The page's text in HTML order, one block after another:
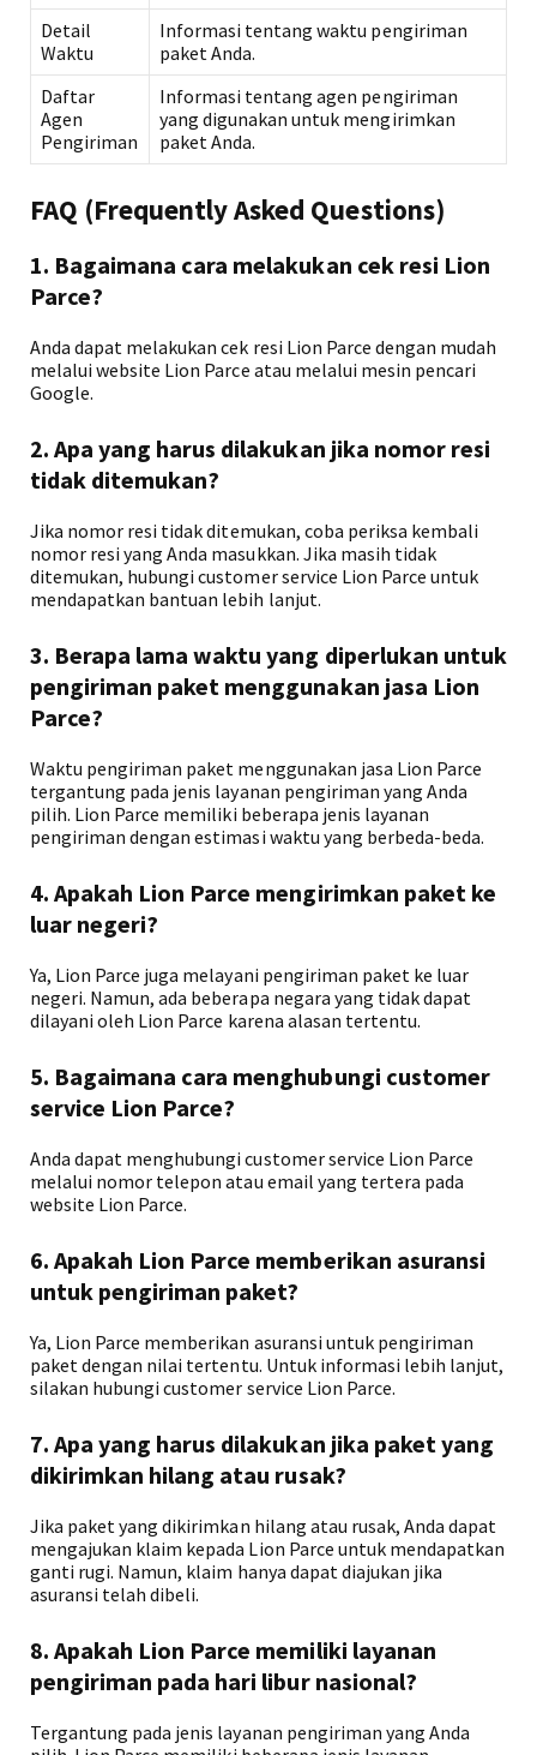
Detail
Waktu
Informasi tentang waktu pengiriman
paket Anda.
Daftar
Agen
Pengiriman
Informasi tentang agen pengiriman
yang digunakan untuk mengirimkan
paket Anda.
FAQ (Frequently Asked Questions)
1. Bagaimana cara melakukan cek resi Lion
Parce?
Anda dapat melakukan cek resi Lion Parce dengan mudah
melalui website Lion Parce atau melalui mesin pencari
Google.
2. Apa yang harus dilakukan jika nomor resi
tidak ditemukan?
Jika nomor resi tidak ditemukan, coba periksa kembali
nomor resi yang Anda masukkan. Jika masih tidak
ditemukan, hubungi customer service Lion Parce untuk
mendapatkan bantuan lebih lanjut.
3. Berapa lama waktu yang diperlukan untuk
pengiriman paket menggunakan jasa Lion
Parce?
Waktu pengiriman paket menggunakan jasa Lion Parce
tergantung pada jenis layanan pengiriman yang Anda
pilih. Lion Parce memiliki beberapa jenis layanan
pengiriman dengan estimasi waktu yang berbeda-beda.
4. Apakah Lion Parce mengirimkan paket ke
luar negeri?
Ya, Lion Parce juga melayani pengiriman paket ke luar
negeri. Namun, ada beberapa negara yang tidak dapat
dilayani oleh Lion Parce karena alasan tertentu.
5. Bagaimana cara menghubungi customer
service Lion Parce?
Anda dapat menghubungi customer service Lion Parce
melalui nomor telepon atau email yang tertera pada
website Lion Parce.
6. Apakah Lion Parce memberikan asuransi
untuk pengiriman paket?
Ya, Lion Parce memberikan asuransi untuk pengiriman
paket dengan nilai tertentu. Untuk informasi lebih lanjut,
silakan hubungi customer service Lion Parce.
7. Apa yang harus dilakukan jika paket yang
dikirimkan hilang atau rusak?
Jika paket yang dikirimkan hilang atau rusak, Anda dapat
mengajukan klaim kepada Lion Parce untuk mendapatkan
ganti rugi. Namun, klaim hanya dapat diajukan jika
asuransi telah dibeli.
8. Apakah Lion Parce memiliki layanan
pengiriman pada hari libur nasional?
Tergantung pada jenis layanan pengiriman yang Anda